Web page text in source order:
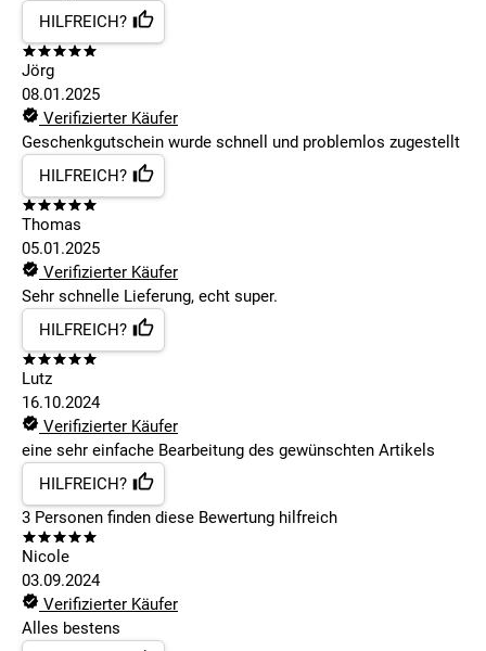
HILFREICH?
Jörg
08.01.2025
Verifizierter Käufer
Geschenkgutschein wurde schnell und problemlos zugestellt
HILFREICH?
Thomas
05.01.2025
Verifizierter Käufer
Sehr schnelle Lieferung, echt super.
HILFREICH?
Lutz
16.10.2024
Verifizierter Käufer
eine sehr einfache Bearbeitung des gewünschten Artikels
HILFREICH?
3 Personen finden diese Bewertung hilfreich
Nicole
03.09.2024
Verifizierter Käufer
Alles bestens